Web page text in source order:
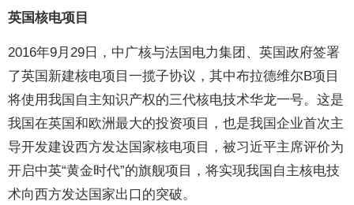
英国核电项目
2016年9月29日，中广核与法国电力集团、英国政府签署
了英国新建核电项目一揽子协议，其中布拉德维尔B项目
将使用我国自主知识产权的三代核电技术华龙一号。这是
我国在英国和欧洲最大的投资项目，也是我国企业首次主
导开发建设西方发达国家核电项目，被习近平主席评价为
开启中英“黄金时代”的旗舰项目，将实现我国自主核电技
术向西方发达国家出口的突破。